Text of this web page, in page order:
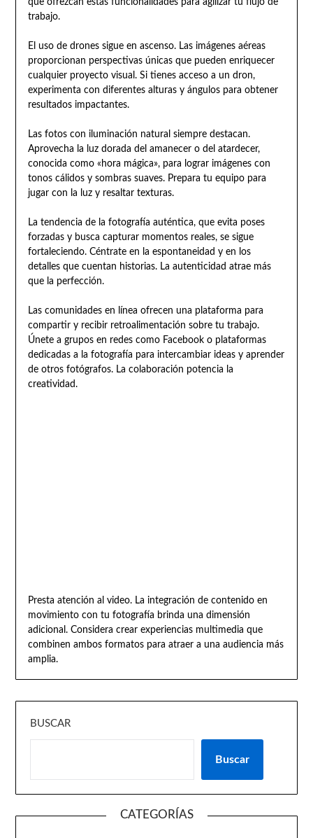
que ofrezcan estas funcionalidades para agilizar tu flujo de
trabajo.
El uso de drones sigue en ascenso. Las imágenes aéreas
proporcionan perspectivas únicas que pueden enriquecer
cualquier proyecto visual. Si tienes acceso a un dron,
experimenta con diferentes alturas y ángulos para obtener
resultados impactantes.
Las fotos con iluminación natural siempre destacan.
Aprovecha la luz dorada del amanecer o del atardecer,
conocida como «hora mágica», para lograr imágenes con
tonos cálidos y sombras suaves. Prepara tu equipo para
jugar con la luz y resaltar texturas.
La tendencia de la fotografía auténtica, que evita poses
forzadas y busca capturar momentos reales, se sigue
fortaleciendo. Céntrate en la espontaneidad y en los
detalles que cuentan historias. La autenticidad atrae más
que la perfección.
Las comunidades en línea ofrecen una plataforma para
compartir y recibir retroalimentación sobre tu trabajo.
Únete a grupos en redes como Facebook o plataformas
dedicadas a la fotografía para intercambiar ideas y aprender
de otros fotógrafos. La colaboración potencia la
creatividad.
Presta atención al video. La integración de contenido en
movimiento con tu fotografía brinda una dimensión
adicional. Considera crear experiencias multimedia que
combinen ambos formatos para atraer a una audiencia más
amplia.
BUSCAR
Buscar
CATEGORÍAS